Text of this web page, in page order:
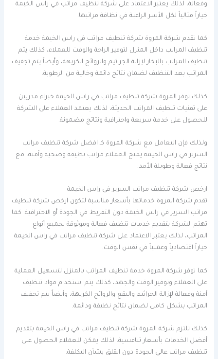
وفعالة، لذلك يعتبر الاعتماد على شركة تنظيف مراتب في راس الخيمة
خياراً مثالياً لكل الأسر الراغبة في نظافة مراتبها.
كما تقدم شركة المروة شركة تنظيف مراتب في راس الخيمة خدمة
تنظيف المراتب داخل المنزل لتوفير الراحة والوقت للعملاء، كذلك يتم
تنظيف المراتب بالبخار لإزالة الجراثيم والروائح الكريهة، وأيضاً يتم تجفيف
المراتب بعد التنظيف لضمان نتائج دائمة وخالية من الرطوبة.
كذلك توفر المروة شركة تنظيف مراتب في راس الخيمة خبراء مدربين
على تقنيات تنظيف المراتب الحديثة، لذلك يعتمد العملاء على الشركة
للحصول على خدمة سريعة واحترافية ونتائج مضمونة.
ولذلك فإن التعامل مع شركة المروة كـ افضل شركة تنظيف مراتب
السرير في راس الخيمة يمنح العملاء مراتب نظيفة وصحية وآمنة، مع
نتائج فعالة وطويلة الأمد.
ارخص شركة تنظيف مراتب السرير في راس الخيمة
تقدم شركة المروة خدماتها بأسعار مناسبة لتكون ارخص شركة تنظيف
مراتب السرير في راس الخيمة دون التفريط في الجودة أو الاحترافية. كما
تهتم الشركة بتقديم خدمات تنظيف فعالة وموثوقة لجميع أنواع
المراتب، لذلك يعتبر الاعتماد على شركة تنظيف مراتب في راس الخيمة
خياراً اقتصادياً وعملياً في نفس الوقت.
كما توفر شركة المروة خدمة تنظيف المراتب بالمنزل لتسهيل العملية
على العملاء وتوفير الوقت والجهد، كذلك يتم استخدام مواد تنظيف
آمنة وفعالة لإزالة الجراثيم والبقع والروائح الكريهة، وأيضاً يتم تجفيف
المراتب بشكل كامل لضمان نتائج نظيفة ودائمة.
كذلك تلتزم شركة المروة شركة تنظيف مراتب في راس الخيمة بتقديم
أفضل الخدمات بأسعار تنافسية، لذلك يمكن للعملاء الحصول على
تنظيف مراتب عالي الجودة دون القلق بشأن التكلفة.